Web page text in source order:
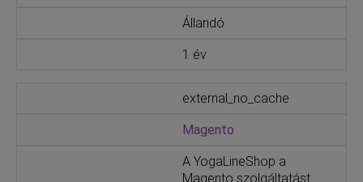
Állandó
1 év
external_no_cache
Magento
A YogaLineShop a
Magento szolgáltatást